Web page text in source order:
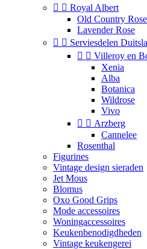
  Royal Albert
Old Country Rose
Lavender Rose
  Serviesdelen
  Villeroy en
Xenia
Alba
Botanica
Wildrose
Vivo
  Arzberg
Cannelee
Rosenthal
Figurines
Vintage design sieraden
Jet Mous
Blomus
Oxo Good Grips
Mode accessoires
Woningaccessoires
Keukenbenodigdheden
Vintage keukengerei